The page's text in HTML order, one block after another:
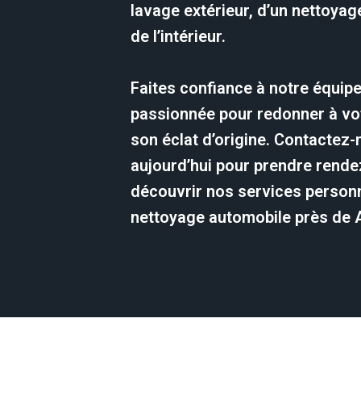
lavage extérieur, d’un
de l’intérieur.
Faites confiance à notre
passionnée pour redonner à
son éclat d’origine.
aujourd’hui pour prendre
découvrir nos services
nettoyage automobile près de